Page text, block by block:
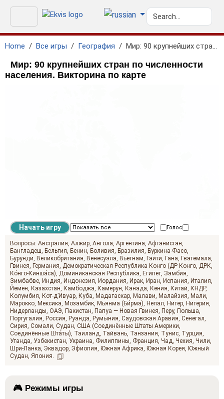
Home Все игры География Мир: 90 крупнейших стран по численности населения
Мир: 90 крупнейших стран по численности
населения. Викторина по карте
Use
Голос
Вопросы: Австралия Алжир Ангола Аргентина Афганистан
Бангладеш
Бельгия Бенин Боливия Бразилия
Буркина-Фасо
Бурунди
Великобритания Венесуэла Вьетнам Гаити Гана
Гватемала
Гвинея
Германия Демократическая Республика Конго (ДР Конго, ДРК,
Ко́нго-Кинша́са) Доминиканская Республика Египет Замбия
Зимбабве Индия Индонезия Иордания Ирак Иран Испания
Италия
Йемен
Казахстан Камбоджа Камерун Канада Кения Китай
КНДР
Колумбия
Кот-д’Ивуар Куба Мадагаскар Малави Малайзия
Мали
Марокко Мексика Мозамбик Мьянма (Би́рма) Непал Нигер Нигерия
Нидерланды ОАЭ Пакистан Папуа — Новая Гвинея Перу Польша
Португалия
Россия Руанда Румыния Саудовская Аравия Сенегал
Сирия Сомали Судан США (Соединённые Штаты Америки,
Соединённые Шта́ты) Таиланд Тайвань Танзания Тунис Турция
Уганда Узбекистан Украина Филиппины Франция Чад Чехия Чили
Шри-Ланка Эквадор Эфиопия Южная Африка Южная Корея
Южный
Судан Япония
🎮 Режимы игры